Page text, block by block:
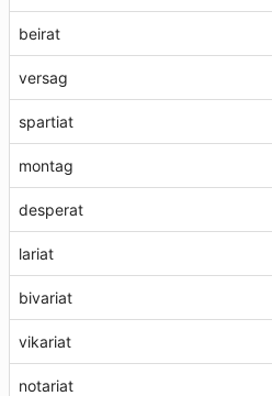
beirat
versag
spartiat
montag
desperat
lariat
bivariat
vikariat
notariat